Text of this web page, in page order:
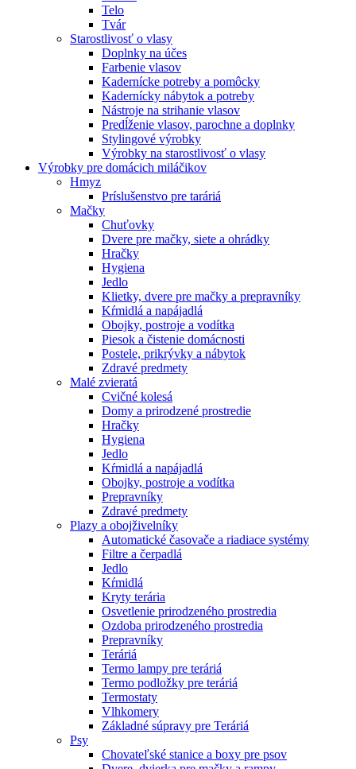
Telo
Tvár
Starostlivosť o vlasy
Doplnky na účes
Farbenie vlasov
Kadernícke potreby a pomôcky
Kadernícky nábytok a potreby
Nástroje na strihanie vlasov
Predĺženie vlasov, parochne a doplnky
Stylingové výrobky
Výrobky na starostlivosť o vlasy
Výrobky pre domácich miláčikov
Hmyz
Príslušenstvo pre taráriá
Mačky
Chuťovky
Dvere pre mačky, siete a ohrádky
Hračky
Hygiena
Jedlo
Klietky, dvere pre mačky a prepravníky
Kŕmidlá a napájadlá
Obojky, postroje a vodítka
Piesok a čistenie domácnosti
Postele, prikrývky a nábytok
Zdravé predmety
Malé zvieratá
Cvičné kolesá
Domy a prirodzené prostredie
Hračky
Hygiena
Jedlo
Kŕmidlá a napájadlá
Obojky, postroje a vodítka
Prepravníky
Zdravé predmety
Plazy a obojživelníky
Automatické časovače a riadiace systémy
Filtre a čerpadlá
Jedlo
Kŕmidlá
Kryty terária
Osvetlenie prirodzeného prostredia
Ozdoba prirodzeného prostredia
Prepravníky
Teráriá
Termo lampy pre teráriá
Termo podložky pre teráriá
Termostaty
Vlhkomery
Základné súpravy pre Teráriá
Psy
Chovateľské stanice a boxy pre psov